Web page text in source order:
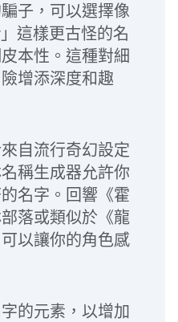
子，可以選擇像
這樣更古怪的名
本性。這種對細
增添深度和趣
自流行奇幻設定
稱生成器允許你
名字。回響《霍
落或類似於《龍
以讓你的角色感
的元素，以增加